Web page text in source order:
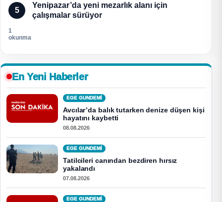
5
Yenipazar’da yeni mezarlık alanı için
çalışmalar sürüyor
1
okunma
En Yeni Haberler
EGE GUNDEMİ
Avcılar’da balık tutarken denize düşen kişi
hayatını kaybetti
08.08.2026
EGE GUNDEMİ
Tatilcileri canından bezdiren hırsız
yakalandı
07.08.2026
EGE GUNDEMİ